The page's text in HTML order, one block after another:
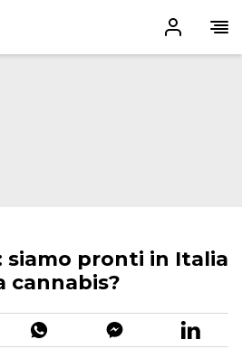
siamo pronti in Italia
cannabis?